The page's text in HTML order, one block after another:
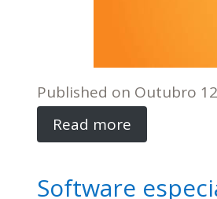
Published on Outubro
Read more
Software